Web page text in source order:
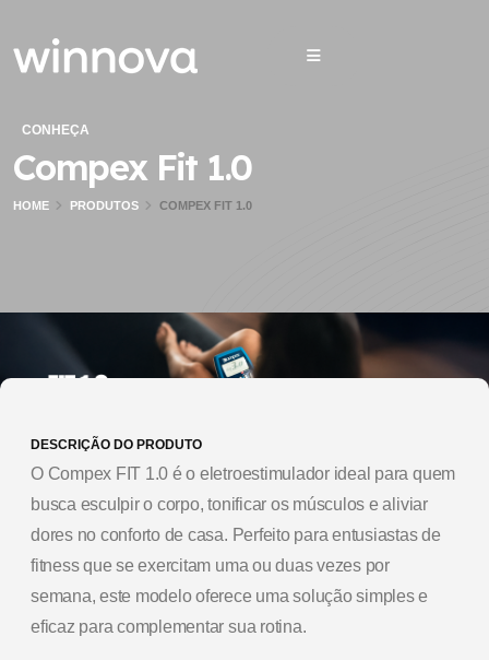
CONHEÇA
Compex Fit 1.0
HOME PRODUTOS COMPEX FIT 1.0
DESCRIÇÃO DO PRODUTO
O Compex FIT 1.0 é o eletroestimulador ideal para quem
busca esculpir o corpo, tonificar os músculos e aliviar
dores no conforto de casa. Perfeito para entusiastas de
fitness que se exercitam uma ou duas vezes por
semana, este modelo oferece uma solução simples e
eficaz para complementar sua rotina.